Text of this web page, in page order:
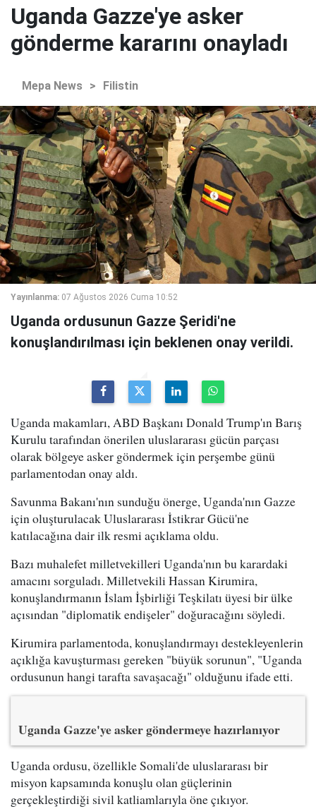
Uganda Gazze'ye asker
gönderme kararını onayladı
Mepa News > Filistin
Yayınlanma: 07 Ağustos 2026 Cuma 10:52
Uganda ordusunun Gazze Şeridi'ne
konuşlandırılması için beklenen onay verildi.
Uganda makamları, ABD Başkanı Donald Trump'ın Barış
Kurulu tarafından önerilen uluslararası gücün parçası
olarak bölgeye asker göndermek için perşembe günü
parlamentodan onay aldı.
Savunma Bakanı'nın sunduğu önerge, Uganda'nın Gazze
için oluşturulacak Uluslararası İstikrar Gücü'ne
katılacağına dair ilk resmi açıklama oldu.
Bazı muhalefet milletvekilleri Uganda'nın bu karardaki
amacını sorguladı. Milletvekili Hassan Kirumira,
konuşlandırmanın İslam İşbirliği Teşkilatı üyesi bir ülke
açısından "diplomatik endişeler" doğuracağını söyledi.
Kirumira parlamentoda, konuşlandırmayı destekleyenlerin
açıklığa kavuşturması gereken "büyük sorunun", "Uganda
ordusunun hangi tarafta savaşacağı" olduğunu ifade etti.
Uganda Gazze'ye asker göndermeye hazırlanıyor
Uganda ordusu, özellikle Somali'de uluslararası bir
misyon kapsamında konuşlu olan güçlerinin
gerçekleştirdiği sivil katliamlarıyla öne çıkıyor.